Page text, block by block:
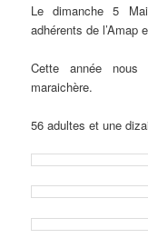
Le dimanche 5
adhérents de l’Amap
Cette année nous
maraichère.
56 adultes et une